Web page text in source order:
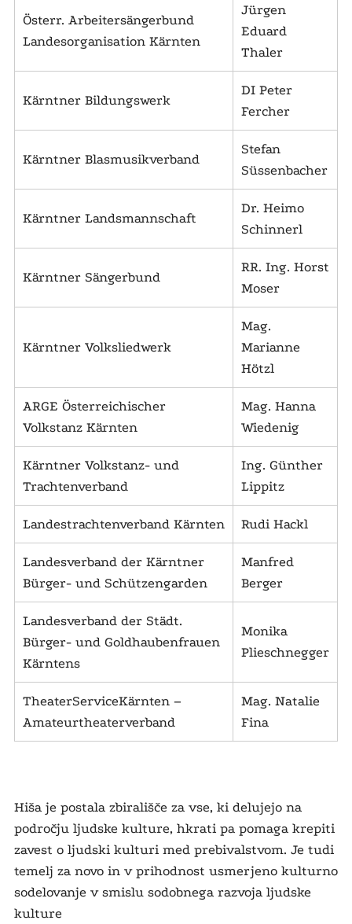
Österr. Arbeitersängerbund
Landesorganisation Kärnten
Jürgen
Eduard
Thaler
Kärntner Bildungswerk
DI Peter
Fercher
Kärntner Blasmusikverband
Stefan
Süssenbacher
Kärntner Landsmannschaft
Dr. Heimo
Schinnerl
Kärntner Sängerbund
RR. Ing. Horst
Moser
Kärntner Volksliedwerk
Mag.
Marianne
Hötzl
ARGE Österreichischer
Volkstanz Kärnten
Mag. Hanna
Wiedenig
Kärntner Volkstanz- und
Trachtenverband
Ing. Günther
Lippitz
Landestrachtenverband Kärnten Rudi Hackl
Landesverband der Kärntner
Bürger- und Schützengarden
Manfred
Berger
Landesverband der Städt.
Bürger- und Goldhaubenfrauen
Kärntens
Monika
Plieschnegger
TheaterServiceKärnten –
Amateurtheaterverband
Mag. Natalie
Fina
Hiša je postala zbirališče za vse, ki delujejo na
področju ljudske kulture, hkrati pa pomaga krepiti
zavest o ljudski kulturi med prebivalstvom. Je tudi
temelj za novo in v prihodnost usmerjeno kulturno
sodelovanje v smislu sodobnega razvoja ljudske
kulture